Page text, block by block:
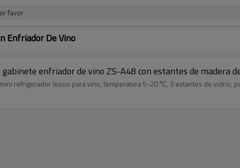
favor
Enfriador De Vino
enfriador de vino ZS-A48 con estantes de madera
refrigerador Josoo para vino, temperatura 5-20 ℃, 3 estantes de vidrio,